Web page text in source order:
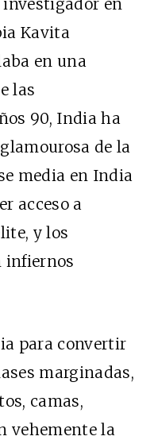
investigador en
Kavita
en una
las
90, India ha
de la
media en India
acceso a
y los
infiernos
para convertir
marginadas,
camas,
vehemente la